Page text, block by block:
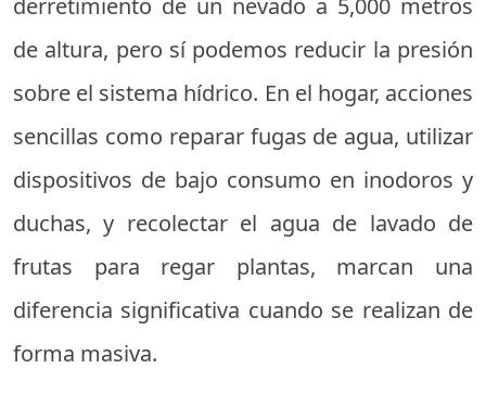
derretimiento de un nevado a 5,000 metros
de altura, pero sí podemos reducir la presión
sobre el sistema hídrico. En el hogar, acciones
sencillas como reparar fugas de agua, utilizar
dispositivos de bajo consumo en inodoros y
duchas, y recolectar el agua de lavado de
frutas para regar plantas, marcan una
diferencia significativa cuando se realizan de
forma masiva.